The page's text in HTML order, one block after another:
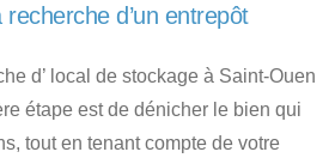
d’un entrepôt
d’ local de stockage à Saint-Ouen
étape est de dénicher le bien qui
tout en tenant compte de votre